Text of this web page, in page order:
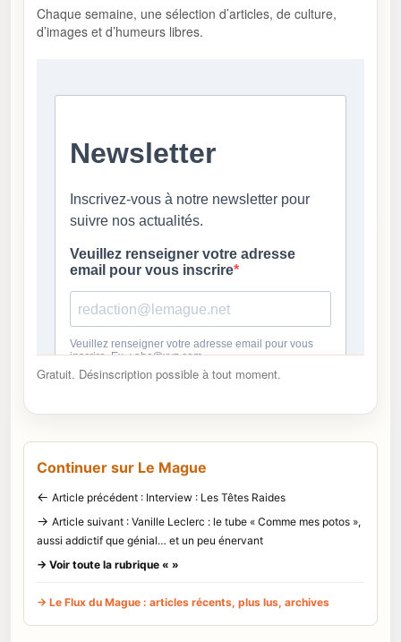
Chaque semaine, une sélection d’articles, de culture,
d’images et d’humeurs libres.
Gratuit. Désinscription possible à tout moment.
Continuer sur Le Mague
← Article précédent : Interview : Les Têtes Raides
→ Article suivant : Vanille Leclerc : le tube « Comme mes potos »,
aussi addictif que génial… et un peu énervant
→ Voir toute la rubrique « »
→ Le Flux du Mague : articles récents, plus lus, archives